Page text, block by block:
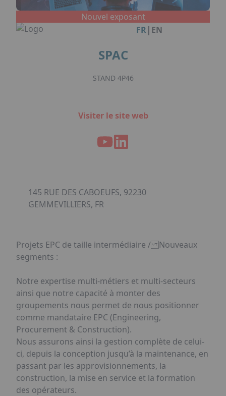
Organisation de Salons à Metz
Organisation de dîners / soirées de gala
Qui sommes-nous ?
Accéder au complexe
Politique RSE
Notre plaquette commerciale
FR | EN
Nouvel exposant
SPAC
STAND 4P46
Visiter le site web
145 RUE DES CABOEUFS, 92230
GEMMEVILLIERS, FR
Projets EPC de taille intermédiaire / Nouveaux
segments :
Notre expertise multi-métiers et multi-secteurs
ainsi que notre capacité à monter des
groupements nous permet de nous positionner
comme mandataire EPC (Engineering,
Procurement & Construction).
Nous assurons ainsi la gestion complète de celui-
ci, depuis la conception jusqu’à la maintenance, en
passant par les approvisionnements, la
construction, la mise en service et la formation
des opérateurs.